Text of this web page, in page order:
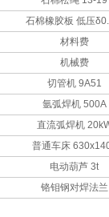
石棉橡胶板 低压
材料费
机械费
切管机 9A51
氩弧焊机 500A
直流弧焊机
普通车床
电动葫芦 3t
铬钼钢对焊法兰